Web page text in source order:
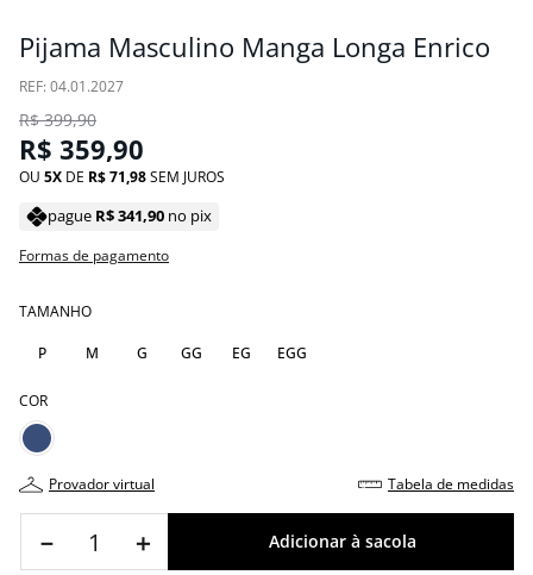
Pijama Masculino Manga Longa Enrico
: 04.01.2027
R$ 399,90
R$ 359,90
OU 5 DE R$71,98SEM JUROS
pague R$341,90 no pix
Formas de pagamento
TAMANHO
P M G GG EG EGG
COR
provador virtual tabela de medidas
＋
－